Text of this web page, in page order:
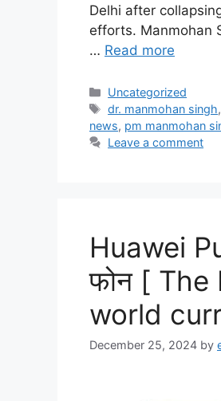
Delhi after
efforts. Manmohan
… Read more
Categories
Uncategorized
Tags
dr. manmohan singh
news, pm manmohan
Leave a comment
Huawei
फोन [
world
December 25, 2024 by